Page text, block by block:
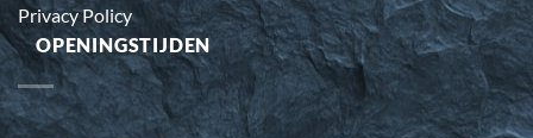
Privacy Policy
OPENINGSTIJDEN